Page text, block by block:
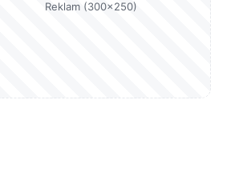
Reklam (300×250)